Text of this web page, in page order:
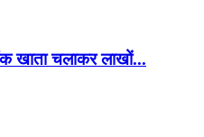
खाता चलाकर लाखों...